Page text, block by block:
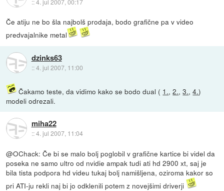
Če atiju ne bo šla najbolš prodaja, bodo grafične pa v video
predvajalnike metal
dzinks63
::4. jul 2007, 11:00
Čakamo teste, da vidimo kako se bodo dual ( 1.,2.,3.,4.)
modeli odrezali.
miha22
::4. jul 2007, 11:04
@OChack: Če bi se malo bolj poglobil v grafične kartice bi videl da
poseka ne samo ultro od nvidie ampak tudi ati hd 2900 xt, saj je
bila tista podpora hd videu tukaj bolj namišljena, oziroma kakor so
pri ATI-ju rekli naj bi jo odklenili potem z novejšimi driverji